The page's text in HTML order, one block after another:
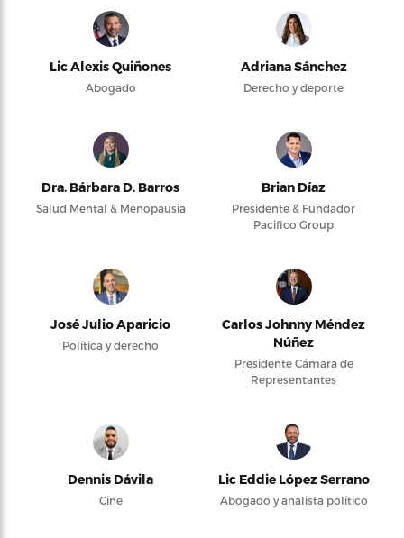
Lic Alexis Quiñones
Abogado
Adriana Sánchez
Derecho y deporte
Dra. Bárbara D. Barros
Salud Mental & Menopausia
Brian Díaz
Presidente & Fundador
Pacifico Group
José Julio Aparicio
Política y derecho
Carlos Johnny Méndez
Núñez
Presidente Cámara de
Representantes
Dennis Dávila
Cine
Lic Eddie López Serrano
Abogado y analista político